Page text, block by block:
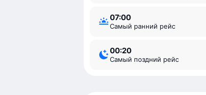
07:00
Самый ранний рейс
00:20
Самый поздний рейс